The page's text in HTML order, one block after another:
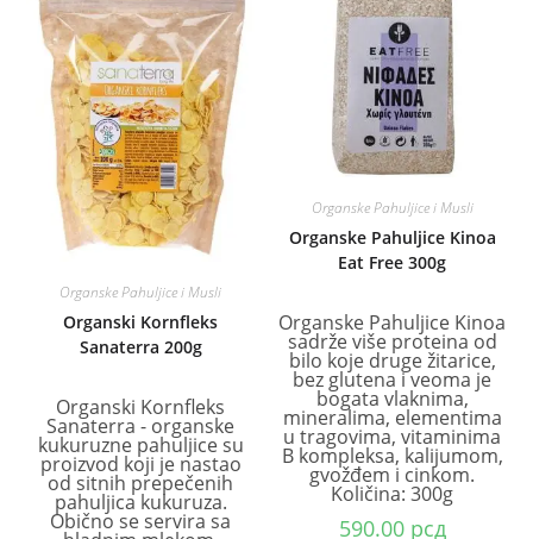
Organske Pahuljice i Musli
Organski Kornfleks
Sanaterra 200g
Organski Kornfleks
Sanaterra - organske
kukuruzne pahuljice su
proizvod koji je nastao
od sitnih prepečenih
pahuljica kukuruza.
Obično se servira sa
Organske Pahuljice i Musli
Organske Pahuljice Kinoa
Eat Free 300g
Organske Pahuljice Kinoa
sadrže više proteina od
bilo koje druge žitarice,
bez glutena i veoma je
bogata vlaknima,
mineralima, elementima
u tragovima, vitaminima
B kompleksa, kalijumom,
gvožđem i cinkom.
Količina: 300g
590.00 рсд